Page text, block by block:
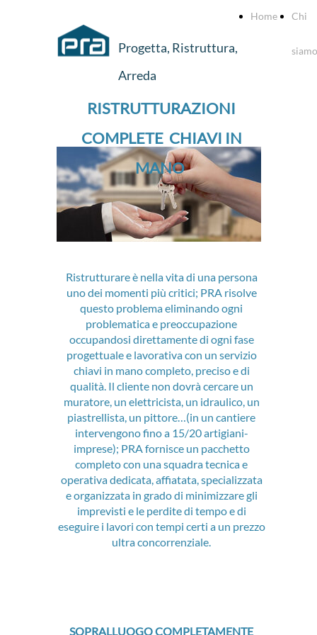
Progetta, Ristruttura,
Arreda
Home Chi
siamo
RISTRUTTURAZIONI
COMPLETE CHIAVI IN
MANO
Ristrutturare è nella vita di una persona
uno dei momenti più critici; PRA risolve
questo problema eliminando ogni
problematica e preoccupazione
occupandosi direttamente di ogni fase
progettuale e lavorativa con un servizio
chiavi in mano completo, preciso e di
qualità. Il cliente non dovrà cercare un
muratore, un elettricista, un idraulico, un
piastrellista, un pittore…(in un cantiere
intervengono fino a 15/20 artigiani-
imprese); PRA fornisce un pacchetto
completo con una squadra tecnica e
operativa dedicata, affiatata, specializzata
e organizzata in grado di minimizzare gli
imprevisti e le perdite di tempo e di
eseguire i lavori con tempi certi a un prezzo
ultra concorrenziale.
SOPRALLUOGO COMPLETAMENTE